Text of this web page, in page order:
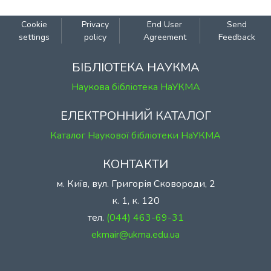
Cookie
settings
Privacy
policy
End User
Agreement
Send
Feedback
БІБЛІОТЕКА НАУКМА
Наукова бібліотека НаУКМА
ЕЛЕКТРОННИЙ КАТАЛОГ
Каталог Наукової бібліотеки НаУКМА
КОНТАКТИ
м. Київ, вул. Григорія Сковороди, 2
к. 1, к. 120
тел. (044) 463-69-31
ekmair@ukma.edu.ua